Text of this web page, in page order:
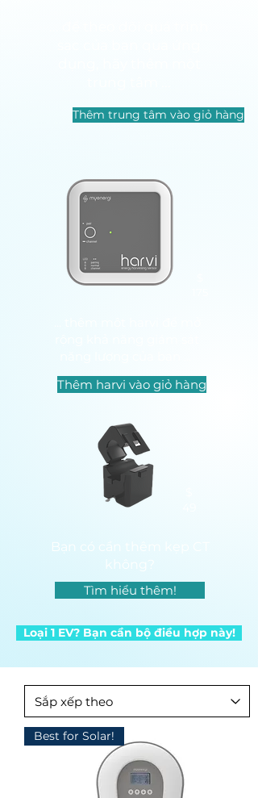
Thêm trung tâm vào giỏ hàng
Thêm harvi vào giỏ hàng
Bạn có cần thêm kẹp CT
không?
Tìm hiểu thêm!
Loại 1 EV? Bạn cần bộ điều hợp này!
Best for Solar!